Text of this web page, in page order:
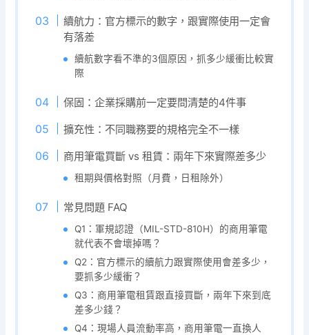
續航力：官方標示的數字，跟實際使用一定會
有落差
續航數字看不準的3個原因，抓多少緩衝比較實
際
保固：企業採購前一定要問清楚的4件事
擴充性：不同職務要的規格完全不一樣
商用筆電買斷 vs 租賃：兩年下來實際差多少
租期與價格對照（月費，日租除外）
常見問題 FAQ
Q1：軍規認證（MIL-STD-810H）的商用筆電
就代表不會壞掉嗎？
Q2：官方標示的續航力跟實際使用會差多少，
要抓多少緩衝？
Q3：商用筆電租賃跟直接買斷，兩年下來到底
差多少錢？
Q4：現場人員流動率高，商用筆電一直換人